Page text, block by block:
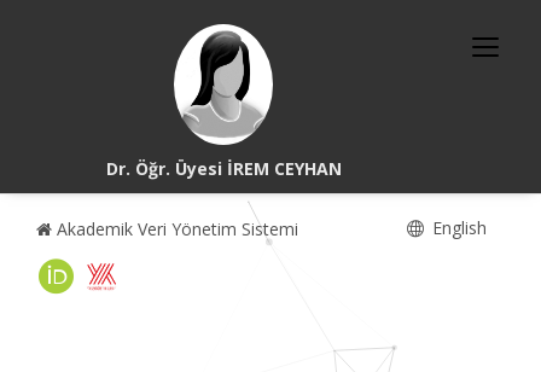
Dr. Öğr. Üyesi İREM CEYHAN
Akademik Veri Yönetim Sistemi English